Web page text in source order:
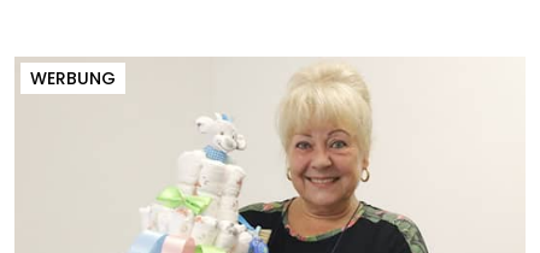
WERBUNG